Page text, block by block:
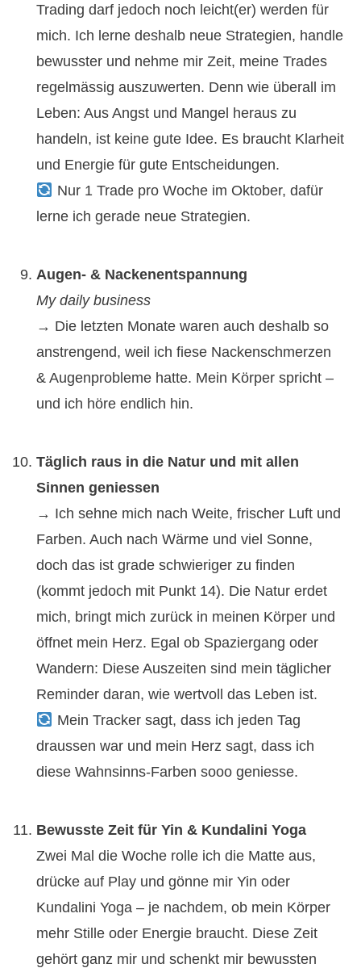
Trading darf jedoch noch leicht(er) werden für
mich. Ich lerne deshalb neue Strategien, handle
bewusster und nehme mir Zeit, meine Trades
regelmässig auszuwerten. Denn wie überall im
Leben: Aus Angst und Mangel heraus zu
handeln, ist keine gute Idee. Es braucht Klarheit
und Energie für gute Entscheidungen.
Nur 1 Trade pro Woche im Oktober, dafür
lerne ich gerade neue Strategien.
Augen- & Nackenentspannung
My daily business
→ Die letzten Monate waren auch deshalb so
anstrengend, weil ich fiese Nackenschmerzen
& Augenprobleme hatte. Mein Körper spricht –
und ich höre endlich hin.
Täglich raus in die Natur und mit allen
Sinnen geniessen
→ Ich sehne mich nach Weite, frischer Luft und
Farben. Auch nach Wärme und viel Sonne,
doch das ist grade schwieriger zu finden
(kommt jedoch mit Punkt 14). Die Natur erdet
mich, bringt mich zurück in meinen Körper und
öffnet mein Herz. Egal ob Spaziergang oder
Wandern: Diese Auszeiten sind mein täglicher
Reminder daran, wie wertvoll das Leben ist.
Mein Tracker sagt, dass ich jeden Tag
draussen war und mein Herz sagt, dass ich
diese Wahnsinns-Farben sooo geniesse.
Bewusste Zeit für Yin & Kundalini Yoga
Zwei Mal die Woche rolle ich die Matte aus,
drücke auf Play und gönne mir Yin oder
Kundalini Yoga – je nachdem, ob mein Körper
mehr Stille oder Energie braucht. Diese Zeit
gehört ganz mir und schenkt mir bewussten